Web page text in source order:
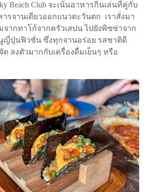
Beach Club จะเน้นอาหารกินเล่นที่คู่กับ
ารจานเดียวออกแนวตะวันตก เราสั่งมา
จากทาโก้จากครัวเสปน ไปยังพิซซ่าจาก
ญี่ปุ่นฟิวชั่น ซึ่งทุกจานอร่อย รสชาติดี
ด ลงตัวมากกับเครื่องดื่มเย็นๆ หรือ